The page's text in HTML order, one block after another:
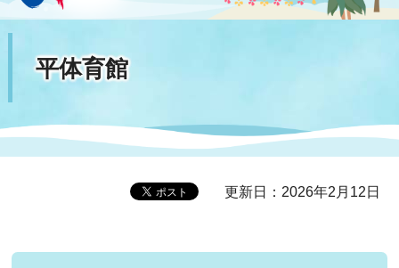
平体育館
更新日：2026年2月12日